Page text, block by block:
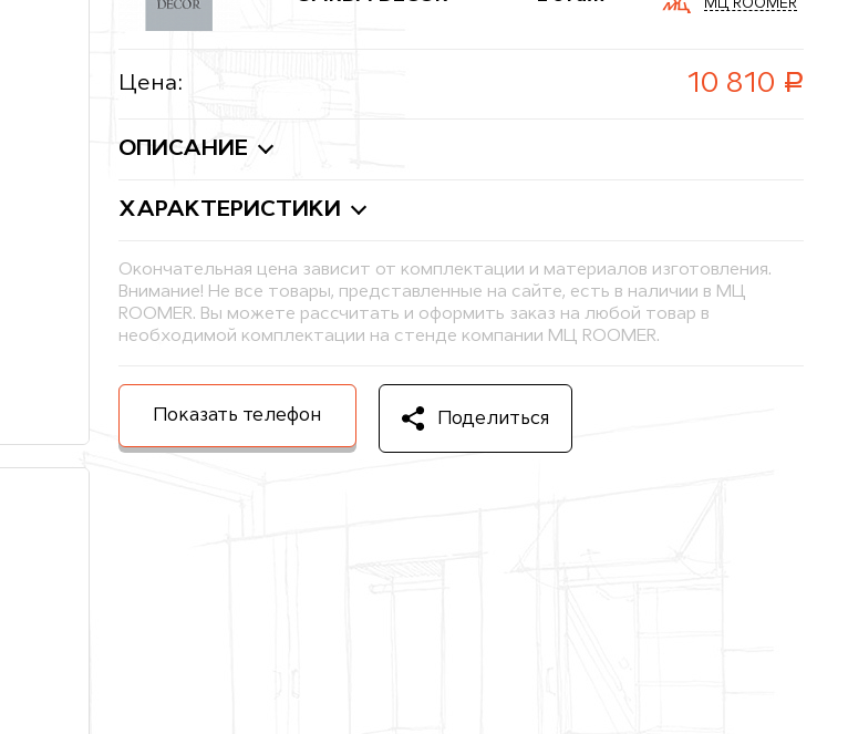
МЦ ROOMER
Цена: 10 810 руб.
ОПИСАНИЕ
ХАРАКТЕРИСТИКИ
Окончательная цена зависит от комплектации и материалов изготовления.
Внимание! Не все товары, представленные на сайте, есть в наличии в МЦ
ROOMER. Вы можете рассчитать и оформить заказ на любой товар в
необходимой комплектации на стенде компании МЦ ROOMER.
Показать телефон Поделиться